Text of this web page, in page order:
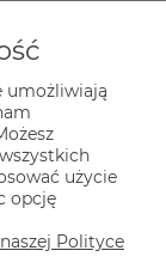
umożliwiają
użycie
opcję
Polityce